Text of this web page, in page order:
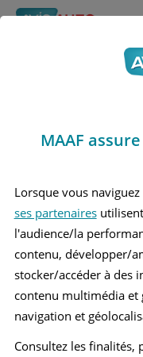
Obtenir
Avis
MAAF
Lorsque vous
ses partenaires
l'audience/la
contenu, développer/
stocker/accéder à des
contenu multimédia et
navigation et
Consultez les finalités,